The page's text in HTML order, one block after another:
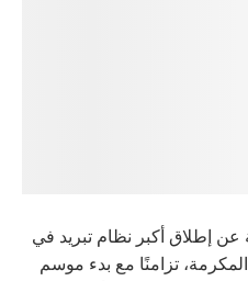
عن إطلاق أكبر نظام تبريد في
تزامنًا مع بدء موسم